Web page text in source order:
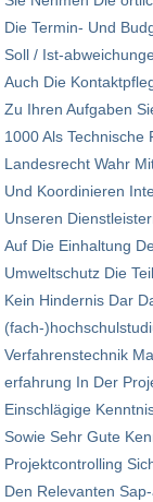
Die Termin- Und
Soll / Ist-
Auch Die
Zu Ihren Aufgaben
1000 Als
Landes­recht Wahr
Und Ko­ordinieren
Unseren
Auf Die Einhaltung
Umwelt­schutz Die
Kein Hindernis Dar
(fach-
Verfahrens­technik
erfahrung In Der
Einschlägige
Sowie Sehr Gute
Projekt­controlling
Den Relevanten